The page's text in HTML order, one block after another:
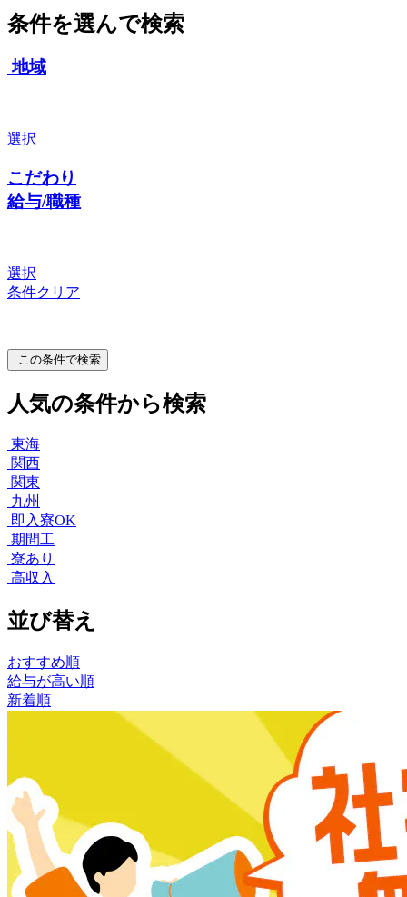
条件を選んで検索
地域
選択
こだわり
給与/職種
選択
条件クリア
この条件で検索
人気の条件から検索
東海
関西
関東
九州
即入寮OK
期間工
寮あり
高収入
並び替え
おすすめ順
給与が高い順
新着順